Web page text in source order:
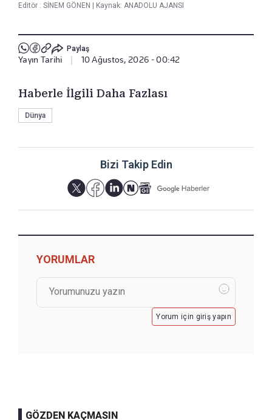
Editör : SİNEM GÖNEN | Kaynak: ANADOLU AJANSI
Paylaş
Yayın Tarihi | 10 Ağustos, 2026 - 00:42
Haberle İlgili Daha Fazlası
Dünya
Bizi Takip Edin
YORUMLAR
Yorum için giriş yapın
GÖZDEN KAÇMASIN